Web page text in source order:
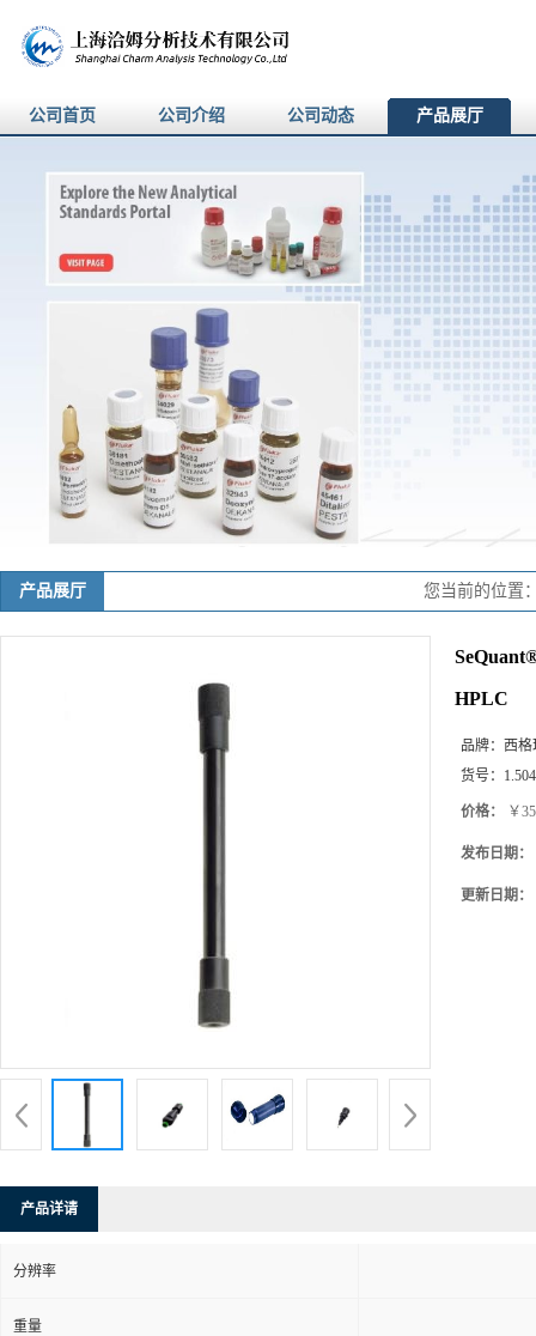
公司首页 公司介绍 公司动态 产品展厅
产品展厅 您当前的位置
HPLC
品牌： 西格
货号：
价格： ￥
发布日期：
更新日期：
产品详请
分辨率
重量